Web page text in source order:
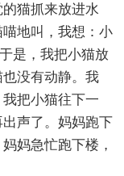
猫抓来放进水
地叫，我想：小
是，我把小猫放
没有动静。我
把小猫往下一
声了。妈妈跑下
妈急忙跑下楼，